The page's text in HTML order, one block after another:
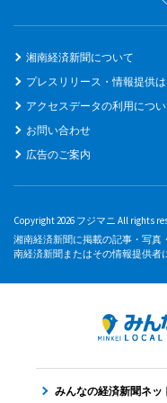
湘南経済新聞について
プレスリリース・情報提供
アクセスデータの利用につ
お問い合わせ
広告のご案内
Copyright 2026 フジマニ All rights
湘南経済新聞に掲載の記事・写真
南経済新聞またはその情報提供者
みんなの経済新聞ネッ